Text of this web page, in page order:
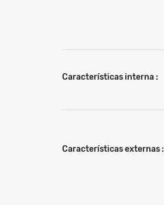
Características interna :
Características externas :